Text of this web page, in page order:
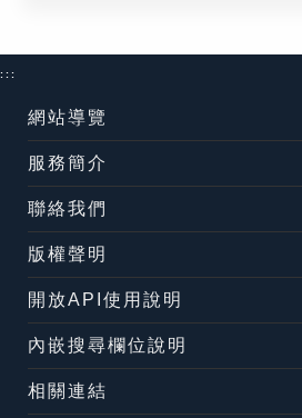
:::
網站導覽
服務簡介
聯絡我們
版權聲明
開放API使用說明
內嵌搜尋欄位說明
相關連結